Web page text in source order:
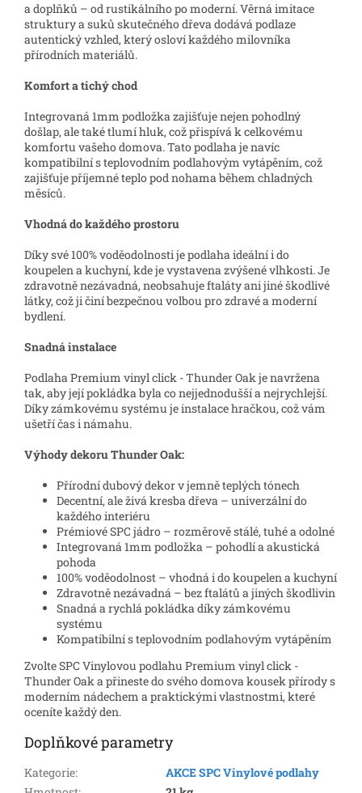
a doplňků – od rustikálního po moderní. Věrná imitace
struktury a suků skutečného dřeva dodává podlaze
autentický vzhled, který osloví každého milovníka
přírodních materiálů.
Komfort a tichý chod
Integrovaná 1mm podložka zajišťuje nejen pohodlný
došlap, ale také tlumí hluk, což přispívá k celkovému
komfortu vašeho domova. Tato podlaha je navíc
kompatibilní s teplovodním podlahovým vytápěním, což
zajišťuje příjemné teplo pod nohama během chladných
měsíců.
Vhodná do každého prostoru
Díky své 100% voděodolnosti je podlaha ideální i do
koupelen a kuchyní, kde je vystavena zvýšené vlhkosti. Je
zdravotně nezávadná, neobsahuje ftaláty ani jiné škodlivé
látky, což ji činí bezpečnou volbou pro zdravé a moderní
bydlení.
Snadná instalace
Podlaha Premium vinyl click - Thunder Oak je navržena
tak, aby její pokládka byla co nejjednodušší a nejrychlejší.
Díky zámkovému systému je instalace hračkou, což vám
ušetří čas i námahu.
Výhody dekoru Thunder Oak:
Přírodní dubový dekor v jemně teplých tónech
Decentní, ale živá kresba dřeva – univerzální do
každého interiéru
Prémiové SPC jádro – rozměrově stálé, tuhé a odolné
Integrovaná 1mm podložka – pohodlí a akustická
pohoda
100% voděodolnost – vhodná i do koupelen a kuchyní
Zdravotně nezávadná – bez ftalátů a jiných škodlivin
Snadná a rychlá pokládka díky zámkovému
systému
Kompatibilní s teplovodním podlahovým vytápěním
Zvolte SPC Vinylovou podlahu Premium vinyl click -
Thunder Oak a přineste do svého domova kousek přírody s
moderním nádechem a praktickými vlastnostmi, které
oceníte každý den.
Doplňkové parametry
Kategorie:
AKCE SPC Vinylové podlahy